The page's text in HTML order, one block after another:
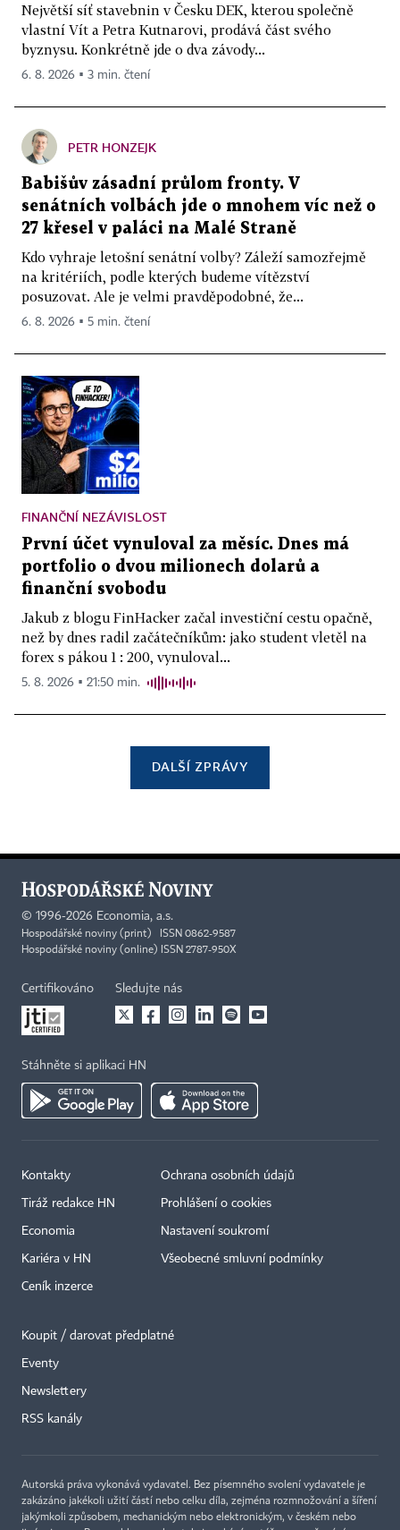
Největší síť stavebnin v Česku DEK, kterou společně
vlastní Vít a Petra Kutnarovi, prodává část svého
byznysu. Konkrétně jde o dva závody...
6. 8. 2026 ▪ 3 min. čtení
PETR HONZEJK
Babišův zásadní průlom fronty. V
senátních volbách jde o mnohem víc než o
27 křesel v paláci na Malé Straně
Kdo vyhraje letošní senátní volby? Záleží samozřejmě
na kritériích, podle kterých budeme vítězství
posuzovat. Ale je velmi pravděpodobné, že...
6. 8. 2026 ▪ 5 min. čtení
FINANČNÍ NEZÁVISLOST
První účet vynuloval za měsíc. Dnes má
portfolio o dvou milionech dolarů a
finanční svobodu
Jakub z blogu FinHacker začal investiční cestu opačně,
než by dnes radil začátečníkům: jako student vletěl na
forex s pákou 1 : 200, vynuloval...
5. 8. 2026 ▪ 21:50 min.
DALŠÍ ZPRÁVY
© 1996-2026 Economia, a.s.
Hospodářské noviny (print) ISSN 0862-9587
Hospodářské noviny (online) ISSN 2787-950X
Certifikováno Sledujte nás
Stáhněte si aplikaci HN
Kontakty
Tiráž redakce HN
Economia
Kariéra v HN
Ceník inzerce
Ochrana osobních údajů
Prohlášení o cookies
Nastavení soukromí
Všeobecné smluvní podmínky
Koupit / darovat předplatné
Eventy
Newslettery
RSS kanály
Autorská práva vykonává vydavatel. Bez písemného svolení vydavatele je
zakázáno jakékoli užití částí nebo celku díla, zejména rozmnožování a šíření
jakýmkoli způsobem, mechanickým nebo elektronickým, v českém nebo